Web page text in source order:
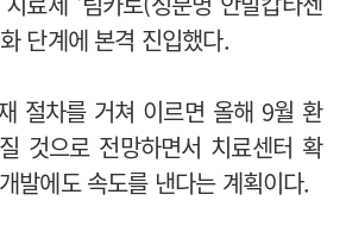
단계에 본격 진입했다.
절차를 거쳐 이르면 올해 9월 환
것으로 전망하면서 치료센터 확
발에도 속도를 낸다는 계획이다.